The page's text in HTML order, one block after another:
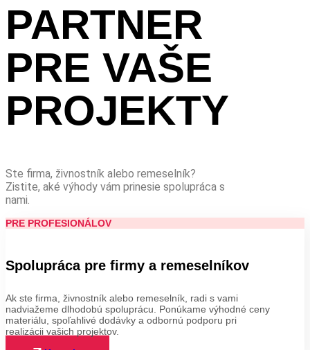
PARTNER
PRE VAŠE
PROJEKTY
Ste firma, živnostník alebo remeselník?
Zistite, aké výhody vám prinesie spolupráca s
nami.
PRE PROFESIONÁLOV
Spolupráca pre firmy a remeselníkov
Ak ste firma, živnostník alebo remeselník, radi s vami
nadviažeme dlhodobú spoluprácu. Ponúkame výhodné ceny
materiálu, spoľahlivé dodávky a odbornú podporu pri
realizácii vašich projektov.